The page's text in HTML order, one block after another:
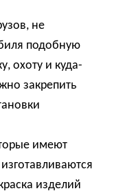
не
подобную
охоту и куда-
закрепить
имеют
изделий